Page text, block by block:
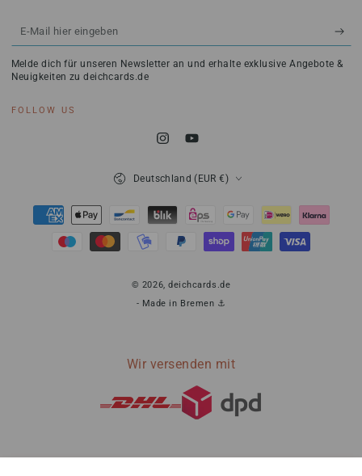
E-
Mail
hier
Melde dich für unseren Newsletter an und erhalte exklusive Angebote &
Neuigkeiten zu deichcards.de
FOLLOW US
InstagramYouTube
© 2026,deichcards.de
- Made in Bremen ⚓
Deutschland (EUR €)
Zahlungsmöglichkeiten
Wir versenden mit